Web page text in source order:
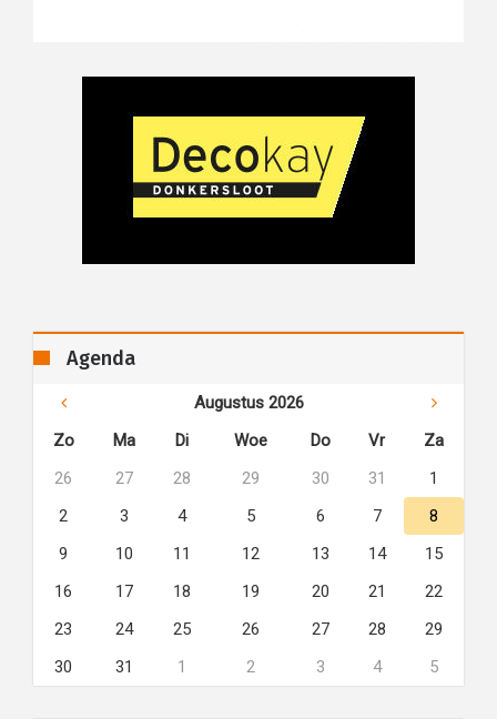
Agenda
Augustus 2026
Zo
Ma Di Woe Do Vr
Za
26
27 28 29 30 31
1
2
3 4 5 6 7
8
9
10 11 12 13 14
15
16
17 18 19 20 21
22
23
24 25 26 27 28
29
30
31 1 2 3 4 5